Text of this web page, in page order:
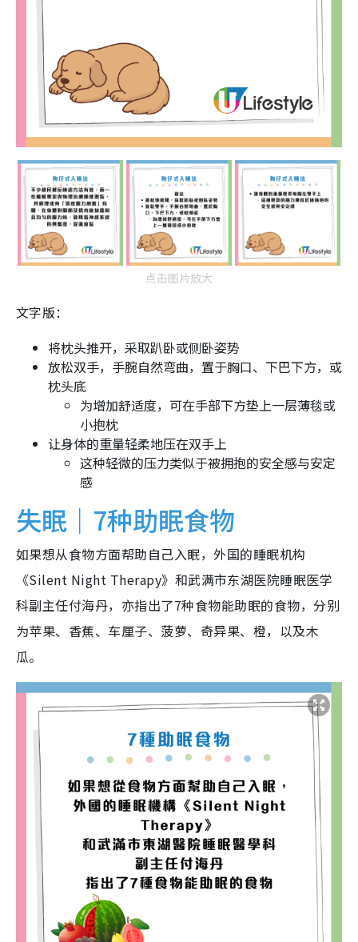
点击图片放大
文字版：
将枕头推开，采取趴卧或侧卧姿势
放松双手，手腕自然弯曲，置于胸口、下巴下方，或
枕头底
为增加舒适度，可在手部下方垫上一层薄毯或
小抱枕
让身体的重量轻柔地压在双手上
这种轻微的压力类似于被拥抱的安全感与安定
感
失眠｜7种助眠食物
如果想从食物方面帮助自己入眠，外国的睡眠机构
《Silent Night Therapy》和武满市东湖医院睡眠医学
科副主任付海丹，亦指出了7种食物能助眠的食物，分别
为苹果、香蕉、车厘子、菠萝、奇异果、橙，以及木
瓜。